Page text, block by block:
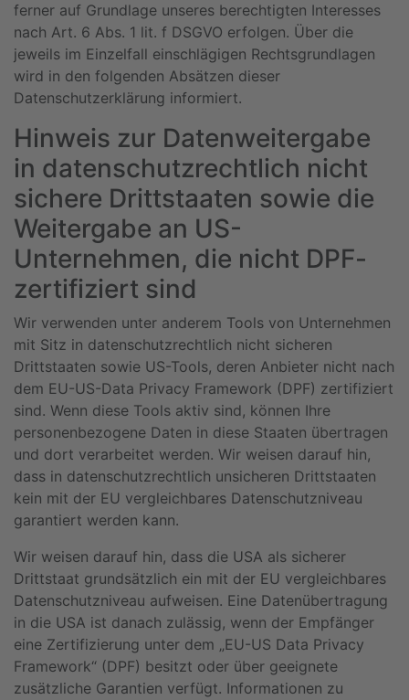
ferner auf Grundlage unseres berechtigten Interesses
nach Art. 6 Abs. 1 lit. f DSGVO erfolgen. Über die
jeweils im Einzelfall einschlägigen Rechtsgrundlagen
wird in den folgenden Absätzen dieser
Datenschutzerklärung informiert.
Hinweis zur Datenweitergabe
in datenschutzrechtlich nicht
sichere Drittstaaten sowie die
Weitergabe an US-
Unternehmen, die nicht DPF-
zertifiziert sind
Wir verwenden unter anderem Tools von Unternehmen
mit Sitz in datenschutzrechtlich nicht sicheren
Drittstaaten sowie US-Tools, deren Anbieter nicht nach
dem EU-US-Data Privacy Framework (DPF) zertifiziert
sind. Wenn diese Tools aktiv sind, können Ihre
personenbezogene Daten in diese Staaten übertragen
und dort verarbeitet werden. Wir weisen darauf hin,
dass in datenschutzrechtlich unsicheren Drittstaaten
kein mit der EU vergleichbares Datenschutzniveau
garantiert werden kann.
Wir weisen darauf hin, dass die USA als sicherer
Drittstaat grundsätzlich ein mit der EU vergleichbares
Datenschutzniveau aufweisen. Eine Datenübertragung
in die USA ist danach zulässig, wenn der Empfänger
eine Zertifizierung unter dem „EU-US Data Privacy
Framework“ (DPF) besitzt oder über geeignete
zusätzliche Garantien verfügt. Informationen zu